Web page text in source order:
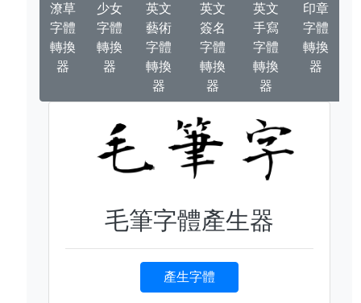
潦草
字體
轉換
器
少女
字體
轉換
器
英文
藝術
字體
轉換
器
英文
簽名
字體
轉換
器
英文
手寫
字體
轉換
器
印章
字體
轉換
器
毛筆字體產生器
產生字體